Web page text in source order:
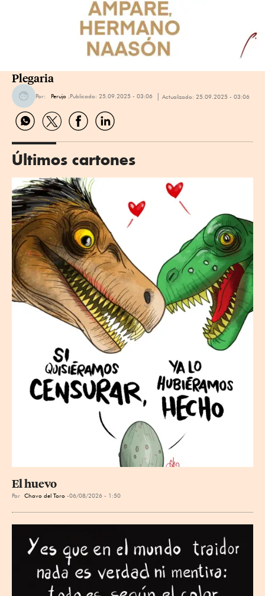
Plegaria
Por: Perujo . Publicado: 25.09.2025 - 03:06 Actualizado: 25.09.2025 - 03:06
Compartir
WhatsApp
Compartir
Twitter
CompartirCompartir
Últimos cartones
El huevo
Por Chavo del Toro 06/08/2026 - 1:50